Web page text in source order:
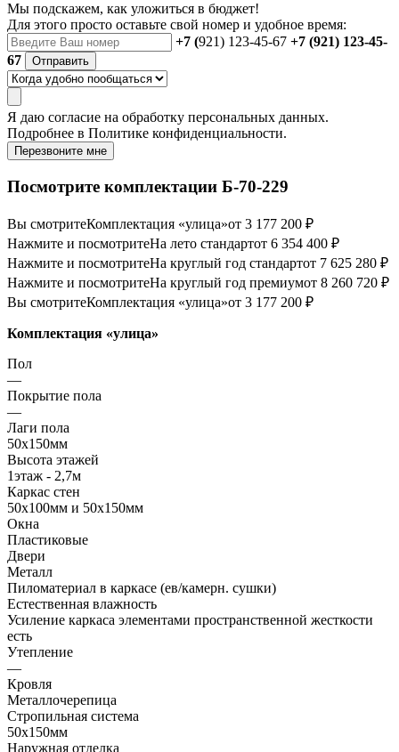
Мы подскажем, как уложиться в бюджет!
Для этого просто оставьте свой номер и удобное время:
+7 (921) 123-45-67 +7 (921) 123-45-
67
Отправить
Я даю согласие на обработку персональных данных.
Подробнее в Политике конфиденциальности.
Перезвоните мне
Посмотрите комплектации Б-70-229
Вы смотритеКомплектация «улица»от 3 177 200 ₽
Нажмите и посмотритеНа лето стандартот 6 354 400 ₽
Нажмите и посмотритеНа круглый год стандартот 7 625 280 ₽
Нажмите и посмотритеНа круглый год премиумот 8 260 720 ₽
Вы смотритеКомплектация «улица»от 3 177 200 ₽
Комплектация «улица»
Пол
—
Покрытие пола
—
Лаги пола
50х150мм
Высота этажей
1этаж - 2,7м
Каркас стен
50х100мм и 50х150мм
Окна
Пластиковые
Двери
Металл
Пиломатериал в каркасе (ев/камерн. сушки)
Естественная влажность
Усиление каркаса элементами пространственной жесткости
есть
Утепление
—
Кровля
Металлочерепица
Стропильная система
50х150мм
Наружная отделка